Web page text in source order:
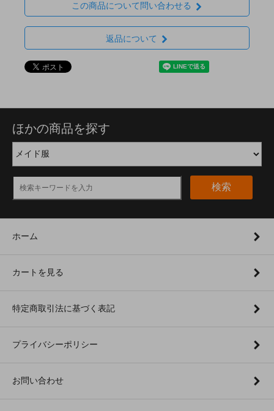
この商品について問い合わせる
返品について
ほかの商品を探す
検索
ホーム
カートを見る
特定商取引法に基づく表記
プライバシーポリシー
お問い合わせ